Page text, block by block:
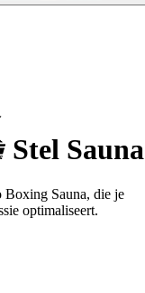
Stel Sauna
Boxing Sauna, die je
optimaliseert.